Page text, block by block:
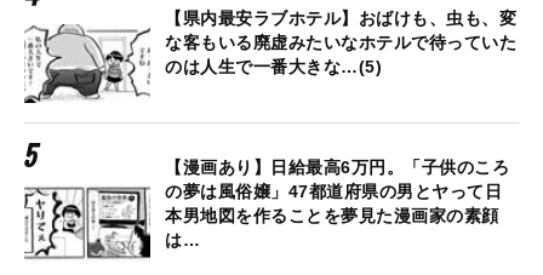
【県内最安ラブホテル】おばけも、虫も、変
な客もいる廃虚みたいなホテルで待っていた
のは人生で一番大きな…(5)
【漫画あり】日給最高6万円。「子供のころ
の夢は風俗嬢」47都道府県の男とヤって日
本男地図を作ることを夢見た漫画家の素顔
は…